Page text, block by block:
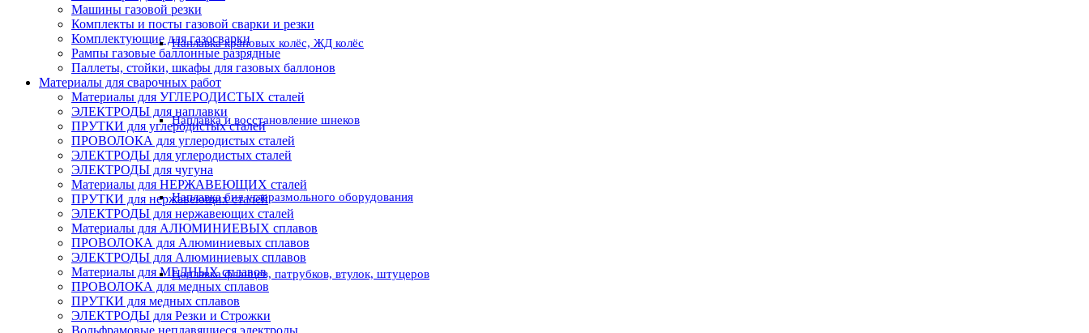
Наплавка крановых колёс, ЖД колёс
Наплавка и восстановление шнеков
Наплавка бил углеразмольного оборудования
Наплавка фланцев, патрубков, втулок, штуцеров
Машины газовой резки
Комплекты и посты газовой сварки и резки
Комплектующие для газосварки
Рампы газовые баллонные разрядные
Паллеты, стойки, шкафы для газовых баллонов
Материалы для сварочных работ
Материалы для УГЛЕРОДИСТЫХ сталей
ЭЛЕКТРОДЫ для наплавки
ПРУТКИ для углеродистых сталей
ПРОВОЛОКА для углеродистых сталей
ЭЛЕКТРОДЫ для углеродистых сталей
ЭЛЕКТРОДЫ для чугуна
Материалы для НЕРЖАВЕЮЩИХ сталей
ПРУТКИ для нержавеющих сталей
ЭЛЕКТРОДЫ для нержавеющих сталей
Материалы для АЛЮМИНИЕВЫХ сплавов
ПРОВОЛОКА для Алюминиевых сплавов
ЭЛЕКТРОДЫ для Алюминиевых сплавов
Материалы для МЕДНЫХ сплавов
ПРОВОЛОКА для медных сплавов
ПРУТКИ для медных сплавов
ЭЛЕКТРОДЫ для Резки и Строжки
Вольфрамовые неплавящиеся электроды